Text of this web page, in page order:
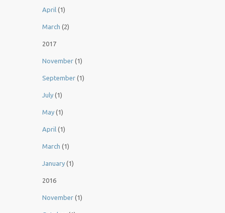
April (1)
March (2)
2017
November (1)
September (1)
July (1)
May (1)
April (1)
March (1)
January (1)
2016
November (1)